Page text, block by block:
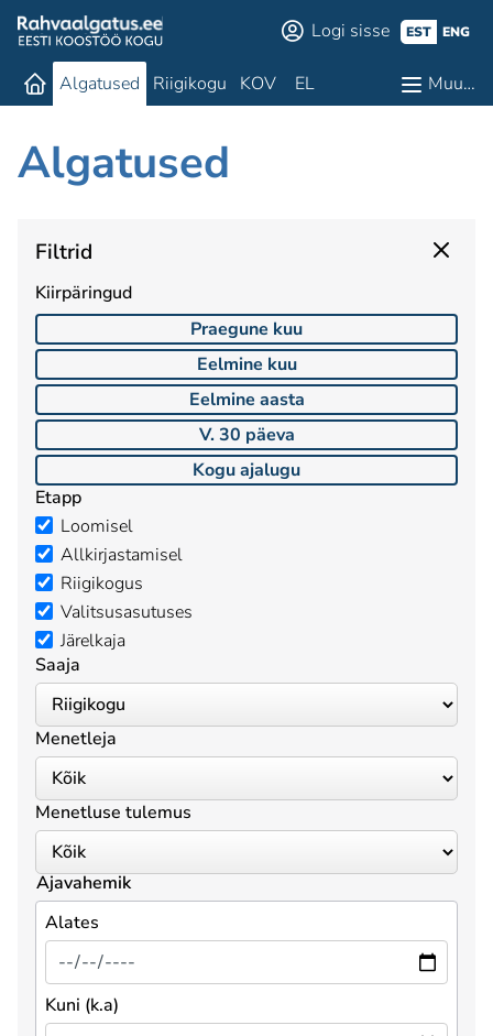
Logi sisse EST ENG
Algatused Riigikogu KOV EL Muu…
Algatused
Filtrid
Kiirpäringud
Praegune kuu
Eelmine kuu
Eelmine aasta
V. 30 päeva
Kogu ajalugu
Etapp
Loomisel
Allkirjastamisel
Riigikogus
Valitsusasutuses
Järelkaja
Saaja
Menetleja
Menetluse tulemus
Ajavahemik
Alates
Kuni (k.a)